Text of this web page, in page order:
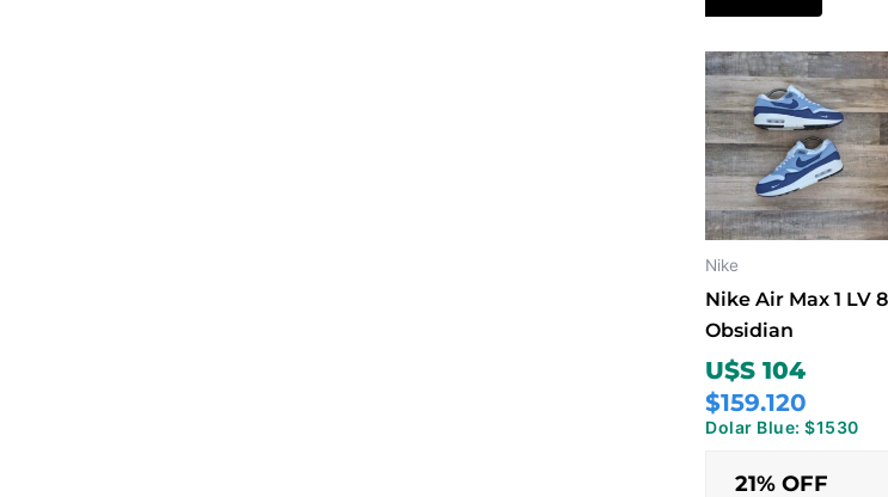
Nike
Nike Air Max 1 LV 8
Obsidian
U$S 104
$159.120
Dolar Blue: $1530
21% OFF
Este
tiene
Las
pueden
página
de